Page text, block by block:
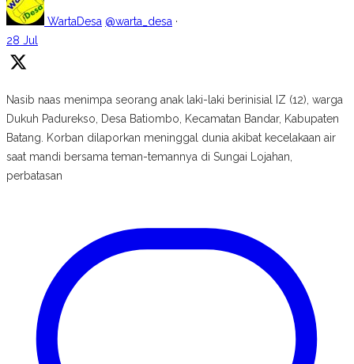
WartaDesa @warta_desa ·
28 Jul
Nasib naas menimpa seorang anak laki-laki berinisial IZ (12), warga
Dukuh Padurekso, Desa Batiombo, Kecamatan Bandar, Kabupaten
Batang. Korban dilaporkan meninggal dunia akibat kecelakaan air
saat mandi bersama teman-temannya di Sungai Lojahan,
perbatasan